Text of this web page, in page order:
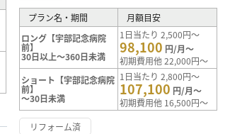
プラン名・期間
月額目安
ロング【宇部記念病院
前】
30日以上～360日未満
1日当たり 2,500円～
98,100 円/月～
初期費用他 22,000円～
ショート【宇部記念病院
前】
～30日未満
1日当たり 2,800円～
107,100 円/月～
初期費用他 16,500円～
リフォーム済